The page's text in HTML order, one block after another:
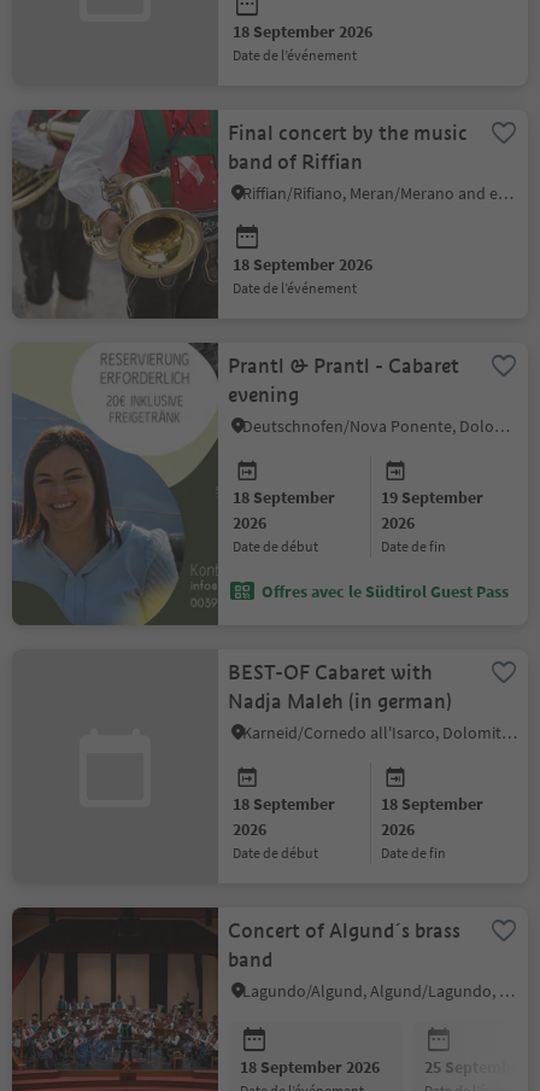
18 September 2026
date de l’événement
Final concert by the music
band of Riffian
Riffian/Rifiano, Meran/Merano and environs
18 September 2026
date de l’événement
Prantl & Prantl - Cabaret
evening
Deutschnofen/Nova Ponente, Dolomites Region Eggental
18 September
2026
date de début
19 September
2026
date de fin
Offres avec le Südtirol Guest Pass
BEST-OF Cabaret with
Nadja Maleh (in german)
Karneid/Cornedo all'Isarco, Dolomites Region Eggental
18 September
2026
date de début
18 September
2026
date de fin
Concert of Algund´s brass
band
Lagundo/Algund, Algund/Lagundo, Meran/Merano and environs
18 September 2026 25 September